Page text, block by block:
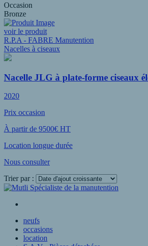
Occasion
Bronze
voir le produit
R.P.A - FABRE Manutention
Nacelles à ciseaux
Nacelle JLG à plate-forme ciseaux
2020
Prix occasion
À partir de 9500€ HT
Location longue durée
Nous consulter
Trier par :
neufs
occasions
location